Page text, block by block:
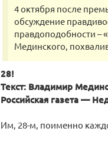
4 октября после
обсуждение
правдоподобности
Мединского,
28!
Текст: Владимир
Российская газета —
Им, 28-м, поименно